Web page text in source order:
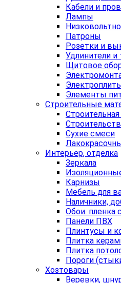
Кабели и
Лампы
Патроны
Розетки и
Удлинители и
Щитовое
Элементы
Строительные
Сухие смеси
Интерьер, отделка
Зеркала
Карнизы
Мебель для
Наличники,
Обои. пленка
Панели ПВХ
Плинтусы и
Плитка
Плитка
Пороги
Хозтовары
Веревки,